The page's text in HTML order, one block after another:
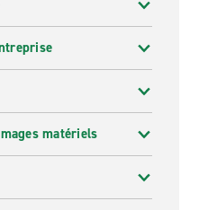
matériels